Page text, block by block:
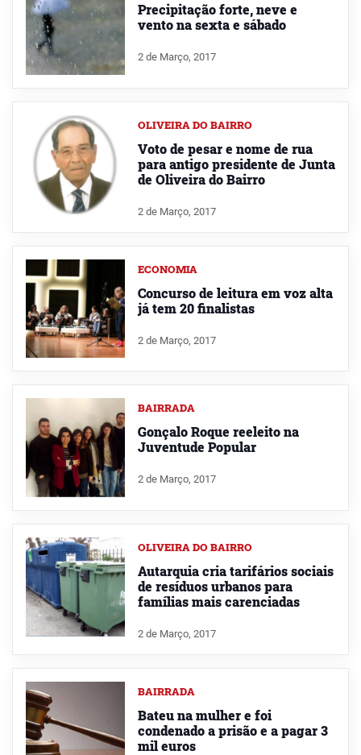
Precipitação forte, neve e
vento na sexta e sábado
2 de Março, 2017
OLIVEIRA DO BAIRRO
Voto de pesar e nome de rua
para antigo presidente de Junta
de Oliveira do Bairro
2 de Março, 2017
ECONOMIA
Concurso de leitura em voz alta
já tem 20 finalistas
2 de Março, 2017
BAIRRADA
Gonçalo Roque reeleito na
Juventude Popular
2 de Março, 2017
OLIVEIRA DO BAIRRO
Autarquia cria tarifários sociais
de resíduos urbanos para
famílias mais carenciadas
2 de Março, 2017
BAIRRADA
Bateu na mulher e foi
condenado a prisão e a pagar 3
mil euros